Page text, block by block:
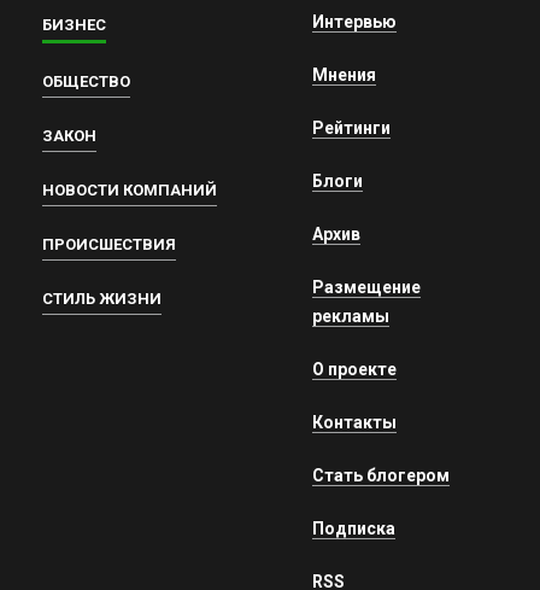
БИЗНЕС
ОБЩЕСТВО
ЗАКОН
НОВОСТИ КОМПАНИЙ
ПРОИСШЕСТВИЯ
СТИЛЬ ЖИЗНИ
Интервью
Мнения
Рейтинги
Блоги
Архив
Размещение
рекламы
О проекте
Контакты
Стать блогером
Подписка
RSS